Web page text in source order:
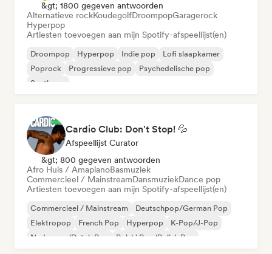
&gt; 1800 gegeven antwoorden
Alternatieve rockKoudegolfDroompopGaragerock
Hyperpop
Artiesten toevoegen aan mijn Spotify-afspeellijst(en)
Droompop Hyperpop Indie pop
Lofi slaapkamer
Poprock
Progressieve pop
Psychedelische pop
Synthpop
Cardio Club: Don't Stop! 💦
Afspeellijst Curator
&gt; 800 gegeven antwoorden
Afro Huis / AmapianoBasmuziek
Commercieel / MainstreamDansmuziekDance pop
Artiesten toevoegen aan mijn Spotify-afspeellijst(en)
Commercieel / Mainstream
Deutschpop/German Pop
Elektropop
French Pop Hyperpop
K-Pop/J-Pop
Nederpop/Dutch Pop
Polski Pop/Polish Pop